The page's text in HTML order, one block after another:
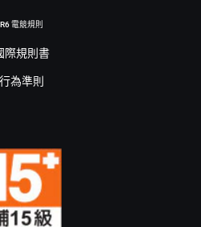
R6 電競規則
際規則書
行為準則